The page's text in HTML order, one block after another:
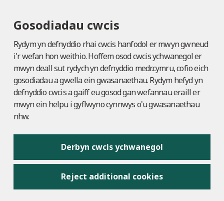
Gosodiadau cwcis
Rydym yn defnyddio rhai cwcis hanfodol er mwyn gwneud
i'r wefan hon weithio. Hoffem osod cwcis ychwanegol er
mwyn deall sut rydych yn defnyddio medr.cymru, cofio eich
gosodiadau a gwella ein gwasanaethau. Rydym hefyd yn
defnyddio cwcis a gaiff eu gosod gan wefannau eraill er
mwyn ein helpu i gyflwyno cynnwys o'u gwasanaethau
nhw.
Derbyn cwcis ychwanegol
Reject additional cookies